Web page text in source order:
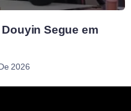
Segue em
2026